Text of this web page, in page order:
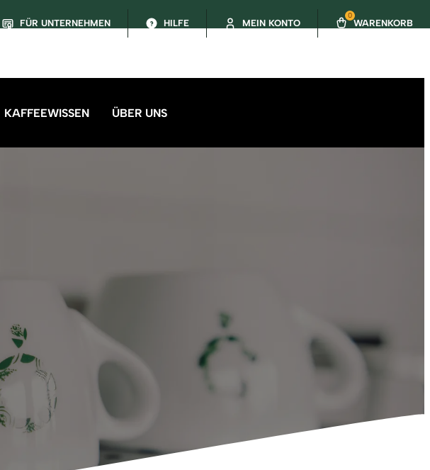
FÜR UNTERNEHMEN HILFE MEIN KONTO
0
WARENKORB
KAFFEEWISSEN ÜBER UNS